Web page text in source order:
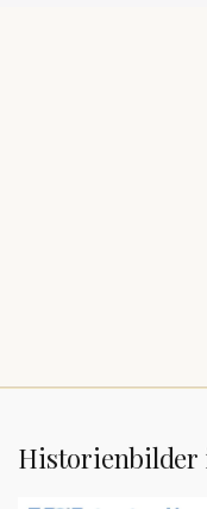
Historienbilder